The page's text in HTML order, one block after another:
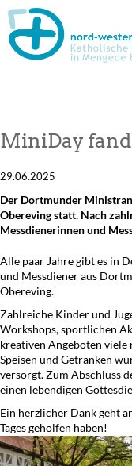
MiniDay
29.06.2025
Der Dortmunder
Obereving statt. Nach
Messdienerinnen und
Alle paar Jahre gibt es in
und Messdiener aus
Obereving.
Zahlreiche Kinder und
Workshops, sportlichen
kreativen Angeboten viele
Speisen und Getränken
versorgt. Zum Abschluss
einen lebendigen
Ein herzlicher Dank geht
Tages geholfen haben!